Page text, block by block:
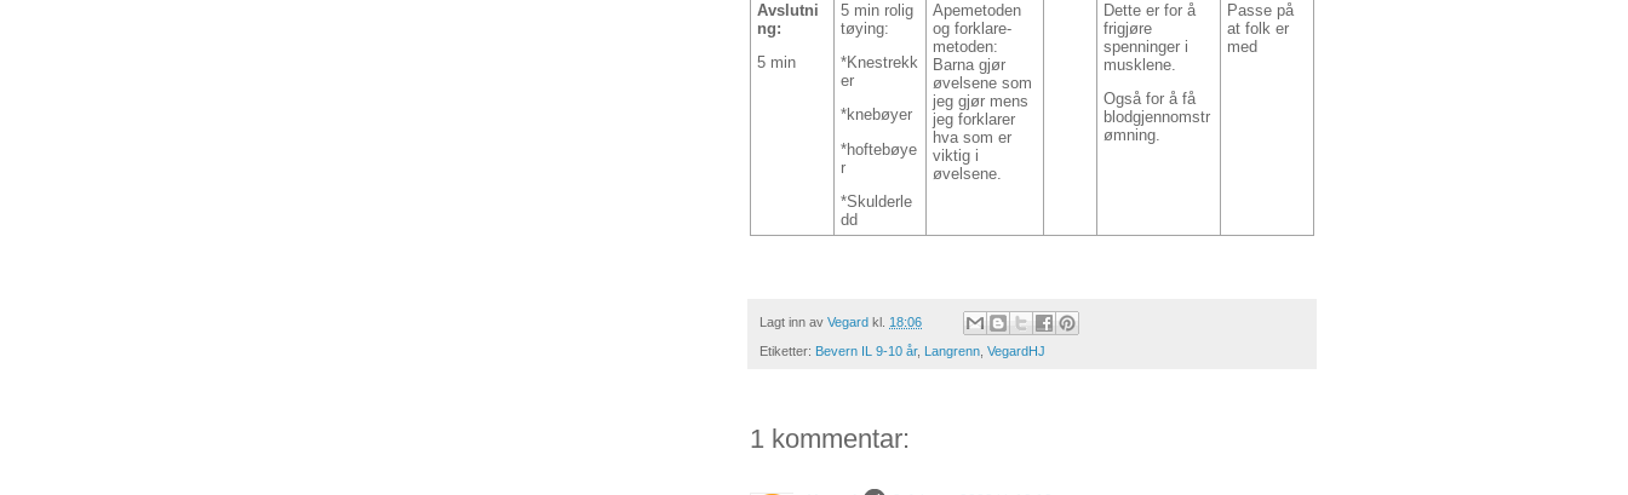
Avslutni
ng:
5 min
5 min rolig
tøying:
*Knestrekk
er
*knebøyer
*hoftebøye
r
*Skulderle
dd
Apemetoden
og forklare-
metoden:
Barna gjør
øvelsene som
jeg gjør mens
jeg forklarer
hva som er
viktig i
øvelsene.
Dette er for å
frigjøre
spenninger i
musklene.
Også for å få
blodgjennomstr
ømning.
Passe på
at folk er
med
Lagt inn av Vegard kl. 18:06
Etiketter: Bevern IL 9-10 år, Langrenn, VegardHJ
1 kommentar: